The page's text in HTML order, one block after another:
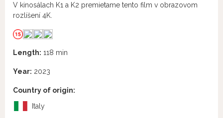
V kinosálach K1 a K2 premietame tento film v obrazovom
rozlíšení 4K.
Length: 118 min
Year: 2023
Country of origin:
Italy